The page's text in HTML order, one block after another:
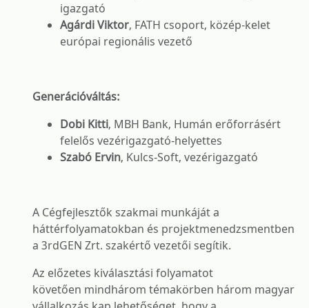
igazgató
Agárdi Viktor, FATH csoport, közép-kelet
európai regionális vezető
Generációváltás:
Dobi Kitti, MBH Bank, Humán erőforrásért
felelős vezérigazgató-helyettes
Szabó Ervin, Kulcs-Soft, vezérigazgató
A Cégfejlesztők szakmai munkáját a
háttérfolyamatokban és projektmenedzsmentben
a 3rdGEN Zrt. szakértő vezetői segítik.
Az előzetes kiválasztási folyamatot
követően mindhárom témakörben három magyar